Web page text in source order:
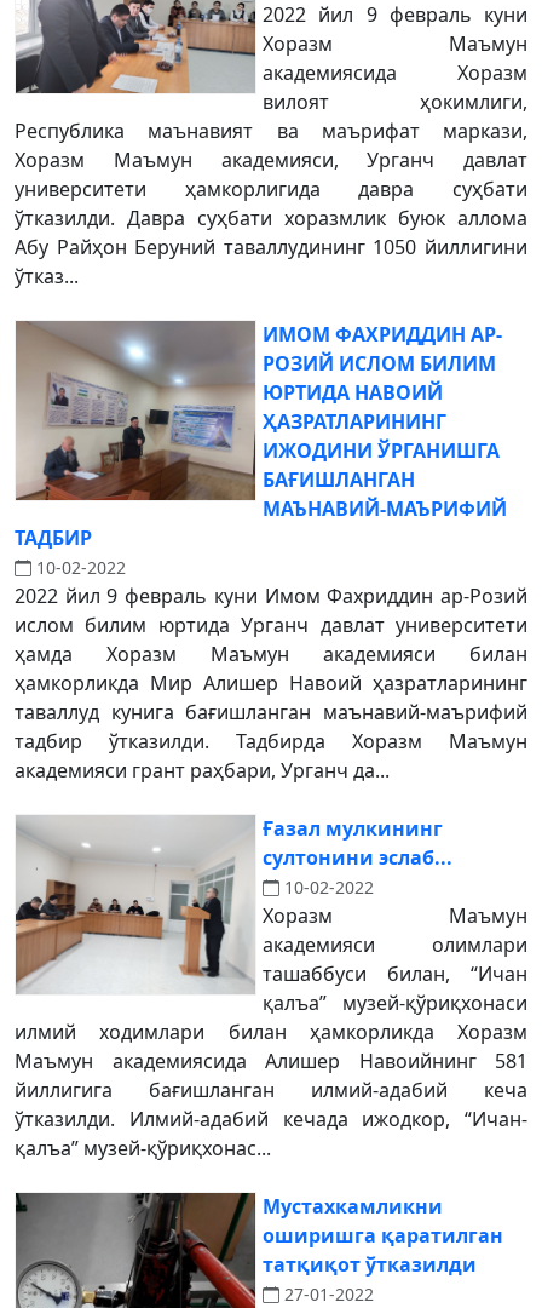
2022 йил 9 февраль куни
Хоразм Маъмун
академиясида Хоразм
вилоят ҳокимлиги,
Республика маънавият ва маърифат маркази,
Хоразм Маъмун академияси, Урганч давлат
университети ҳамкорлигида давра суҳбати
ўтказилди. Давра суҳбати хоразмлик буюк аллома
Абу Райҳон Беруний таваллудининг 1050 йиллигини
ўтказ...
ИМОМ ФАХРИДДИН АР-
РОЗИЙ ИСЛОМ БИЛИМ
ЮРТИДА НАВОИЙ
ҲАЗРАТЛАРИНИНГ
ИЖОДИНИ ЎРГАНИШГА
БАҒИШЛАНГАН
МАЪНАВИЙ-МАЪРИФИЙ
ТАДБИР
10-02-2022
2022 йил 9 февраль куни Имом Фахриддин ар-Розий
ислом билим юртида Урганч давлат университети
ҳамда Хоразм Маъмун академияси билан
ҳамкорликда Мир Алишер Навоий ҳазратларининг
таваллуд кунига бағишланган маънавий-маърифий
тадбир ўтказилди. Тадбирда Хоразм Маъмун
академияси грант раҳбари, Урганч да...
Ғазал мулкининг
султонини эслаб...
10-02-2022
Хоразм Маъмун
академияси олимлари
ташаббуси билан, “Ичан
қалъа” музей-қўриқхонаси
илмий ходимлари билан ҳамкорликда Хоразм
Маъмун академиясида Алишер Навоийнинг 581
йиллигига бағишланган илмий-адабий кеча
ўтказилди. Илмий-адабий кечада ижодкор, “Ичан-
қалъа” музей-қўриқхонас...
Мустахкамликни
оширишга қаратилган
татқиқот ўтказилди
27-01-2022